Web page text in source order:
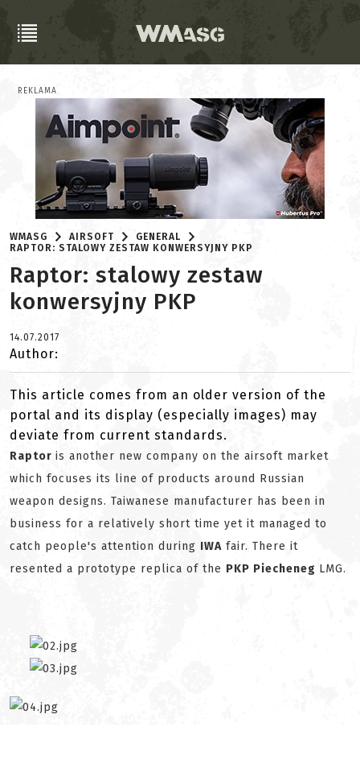
REKLAMA
WMASG AIRSOFT
GENERAL
RAPTOR: STALOWY ZESTAW KONWERSYJNY PKP
Raptor: stalowy zestaw
konwersyjny PKP
14.07.2017
Author:
This article comes from an older version of the
portal and its display (especially images) may
deviate from current standards.
Raptor is another new company on the airsoft market
which focuses its line of products around Russian
weapon designs. Taiwanese manufacturer has been in
business for a relatively short time yet it managed to
catch people's attention during IWA fair. There it
resented a prototype replica of the PKP Piecheneg LMG.